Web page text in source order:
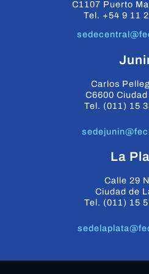
C1107 Puerto
Tel. +54 9 11
Carlos
C6600
Tel. (011) 15
La
Calle 29
Ciudad de
Tel. (011) 15